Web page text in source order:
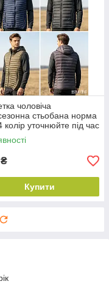
чоловіча
стьобана норма
колір уточнюйте під час
₴
Купити